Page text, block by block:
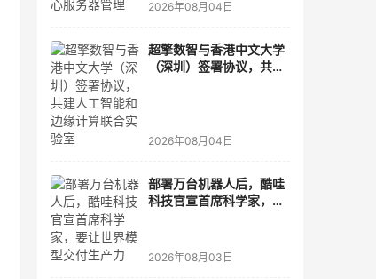
2026年08月04日
超擎数智与香港中文大学
（深圳）签署协议，共建
2026年08月04日
部署万台机器人后，酷哇
科技官宣首席科学家，要
2026年08月03日